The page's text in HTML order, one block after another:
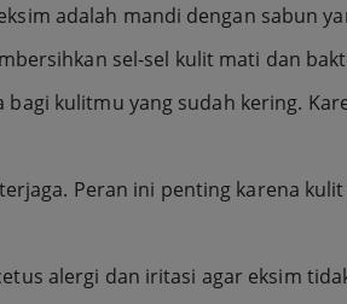
adalah mandi dengan sabun
sel-sel kulit mati dan
kulitmu yang sudah kering.
Peran ini penting karena
alergi dan iritasi agar eksim